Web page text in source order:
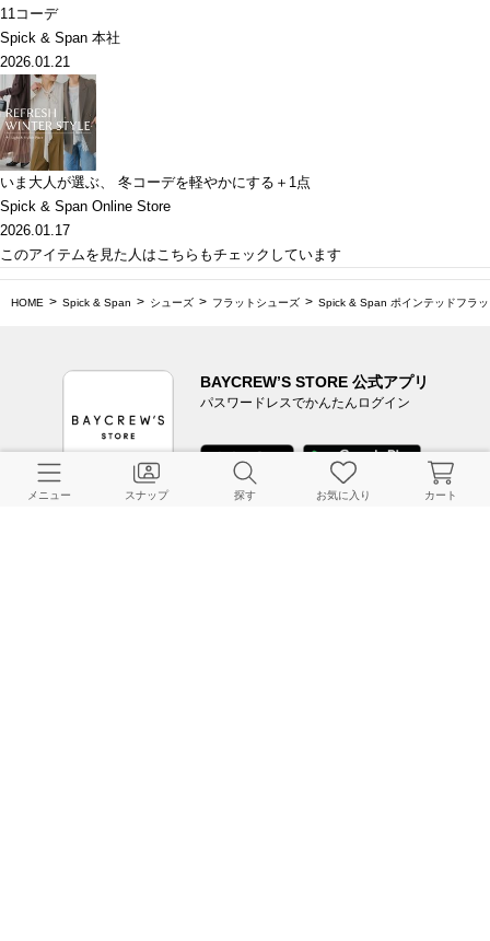
11コーデ
Spick & Span 本社
2026.01.21
いま大人が選ぶ、 冬コーデを軽やかにする＋1点
Spick & Span Online Store
2026.01.17
このアイテムを見た人はこちらもチェックしています
HOME Spick & Span シューズ フラットシューズ Spick & Span ポインテッドフラ
BAYCREW’S STORE 公式アプリ
パスワードレスでかんたんログイン
メニュー スナップ 探す お気に入り カート